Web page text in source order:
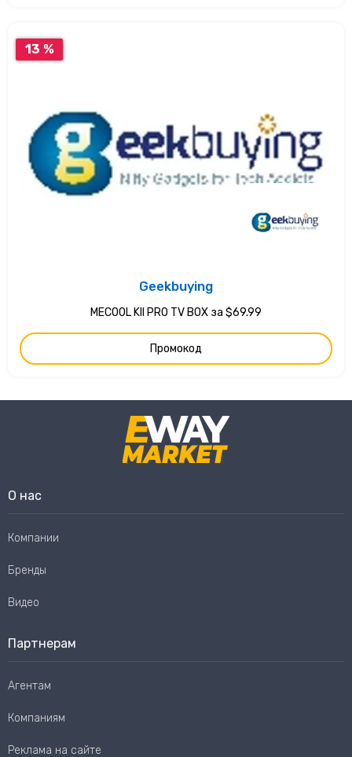
13 %
Geekbuying
MECOOL KII PRO TV BOX за $69.99
Промокод
О нас
Компании
Бренды
Видео
Партнерам
Агентам
Компаниям
Реклама на сайте